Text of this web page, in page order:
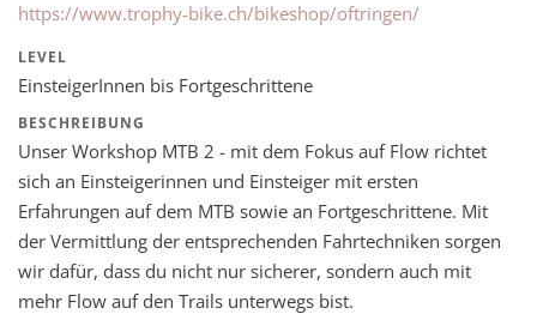
https://www.trophy-bike.ch/bikeshop/oftringen/
LEVEL
EinsteigerInnen bis Fortgeschrittene
BESCHREIBUNG
Unser Workshop MTB 2 - mit dem Fokus auf Flow richtet
sich an Einsteigerinnen und Einsteiger mit ersten
Erfahrungen auf dem MTB sowie an Fortgeschrittene. Mit
der Vermittlung der entsprechenden Fahrtechniken sorgen
wir dafür, dass du nicht nur sicherer, sondern auch mit
mehr Flow auf den Trails unterwegs bist.